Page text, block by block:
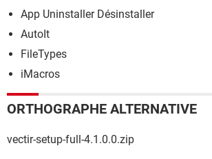
App Uninstaller Désinstaller
AutoIt
FileTypes
iMacros
ORTHOGRAPHE ALTERNATIVE
vectir-setup-full-4.1.0.0.zip